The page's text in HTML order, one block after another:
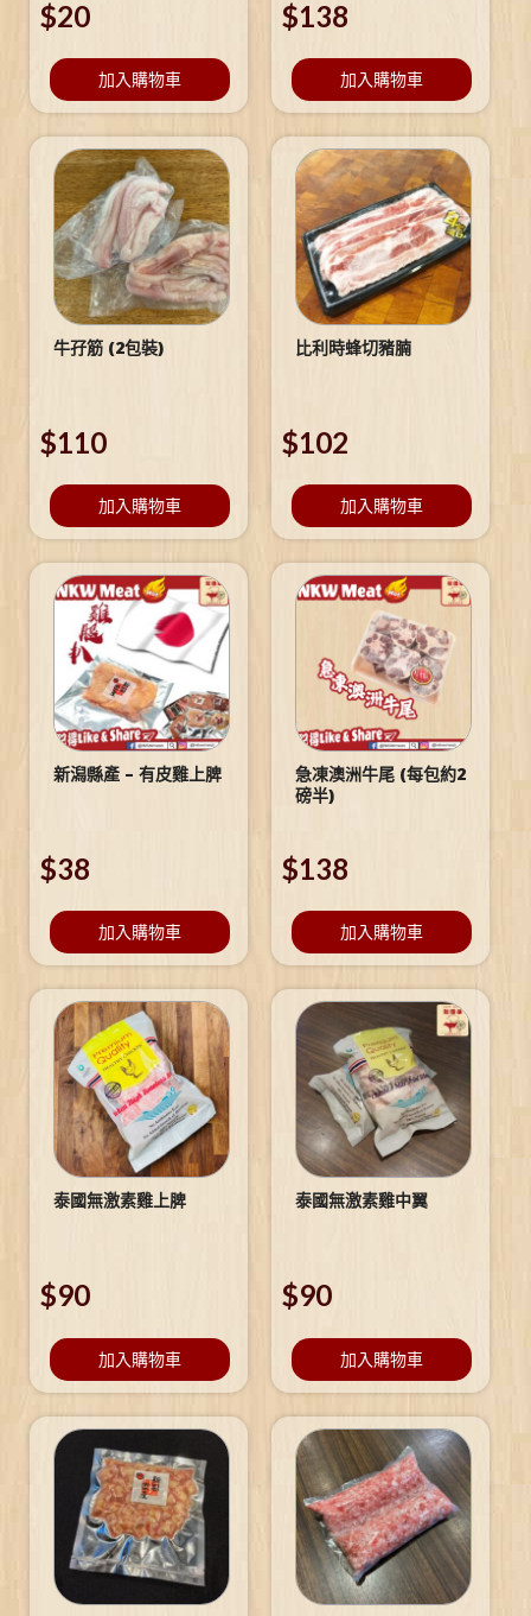
$20
加入購物車
$138
加入購物車
牛孖筋 (2包裝)
$110
加入購物車
比利時蜂切豬腩
$102
加入購物車
新潟縣產 – 有皮雞上脾
$38
加入購物車
急凍澳洲牛尾 (每包約2
磅半)
$138
加入購物車
泰國無激素雞上脾
$90
加入購物車
泰國無激素雞中翼
$90
加入購物車